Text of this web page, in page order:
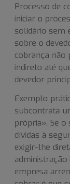
Processo de
iniciar o
solidário sem
sobre o
cobrança não
indireto até
devedor
Exemplo
subcontrata
própria». Se
dívidas à
exigir-lhe
empresa